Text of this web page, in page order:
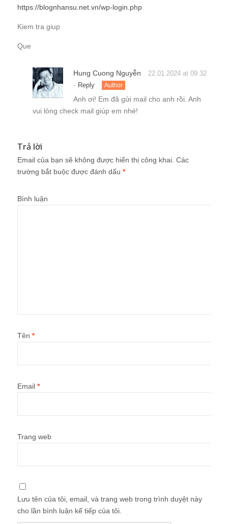
https://blognhansu.net.vn/wp-login.php
Kiem tra giup
Que
Hung Cuong Nguyễn 22.01.2024 at 09:32
- Reply Author
Anh ơi! Em đã gửi mail cho anh rồi. Anh
vui lòng check mail giúp em nhé!
Trả lời
Email của bạn sẽ không được hiển thị công khai. Các
trường bắt buộc được đánh dấu *
Bình luận
Tên *
Email *
Trang web
Lưu tên của tôi, email, và trang web trong trình duyệt này
cho lần bình luận kế tiếp của tôi.